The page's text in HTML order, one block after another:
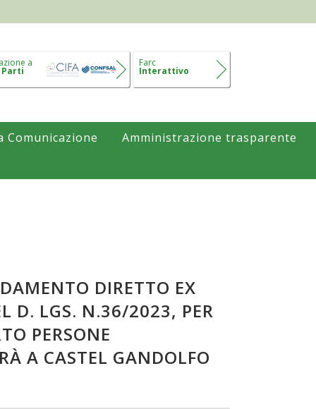
a Farc
Interattivo
Comunicazione Amministrazione trasparente
DIRETTO EX
D. LGS. N.36/2023, PER
PERSONE
A CASTEL GANDOLFO